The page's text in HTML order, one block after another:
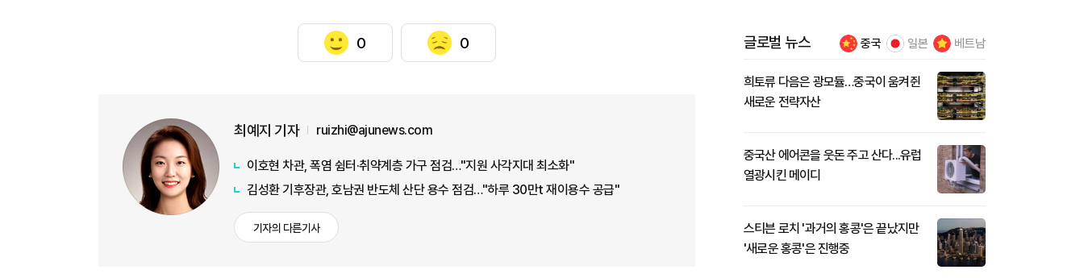
0 0
최예지 기자 ruizhi@ajunews.com
이호현 차관, 폭염 쉼터·취약계층 가구 점검…"지원 사각지대 최소화"
김성환 기후장관, 호남권 반도체 산단 용수 점검…"하루 30만t 재이용수 공급"
기자의 다른기사
글로벌 뉴스 중국 일본 베트남
희토류 다음은 광모듈…중국이 움켜쥔
새로운 전략자산
중국산 에어콘을 웃돈 주고 산다...유럽
열광시킨 메이디
스티븐 로치 '과거의 홍콩'은 끝났지만
'새로운 홍콩'은 진행중